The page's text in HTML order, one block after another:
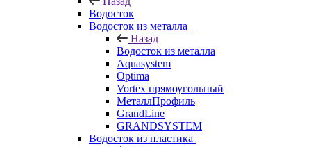
Водосток
Водосток из металла
Назад
Водосток из металла
Aquasystem
Optima
Vortex прямоугольный
МеталлПрофиль
GrandLine
GRANDSYSTEM
Водосток из пластика